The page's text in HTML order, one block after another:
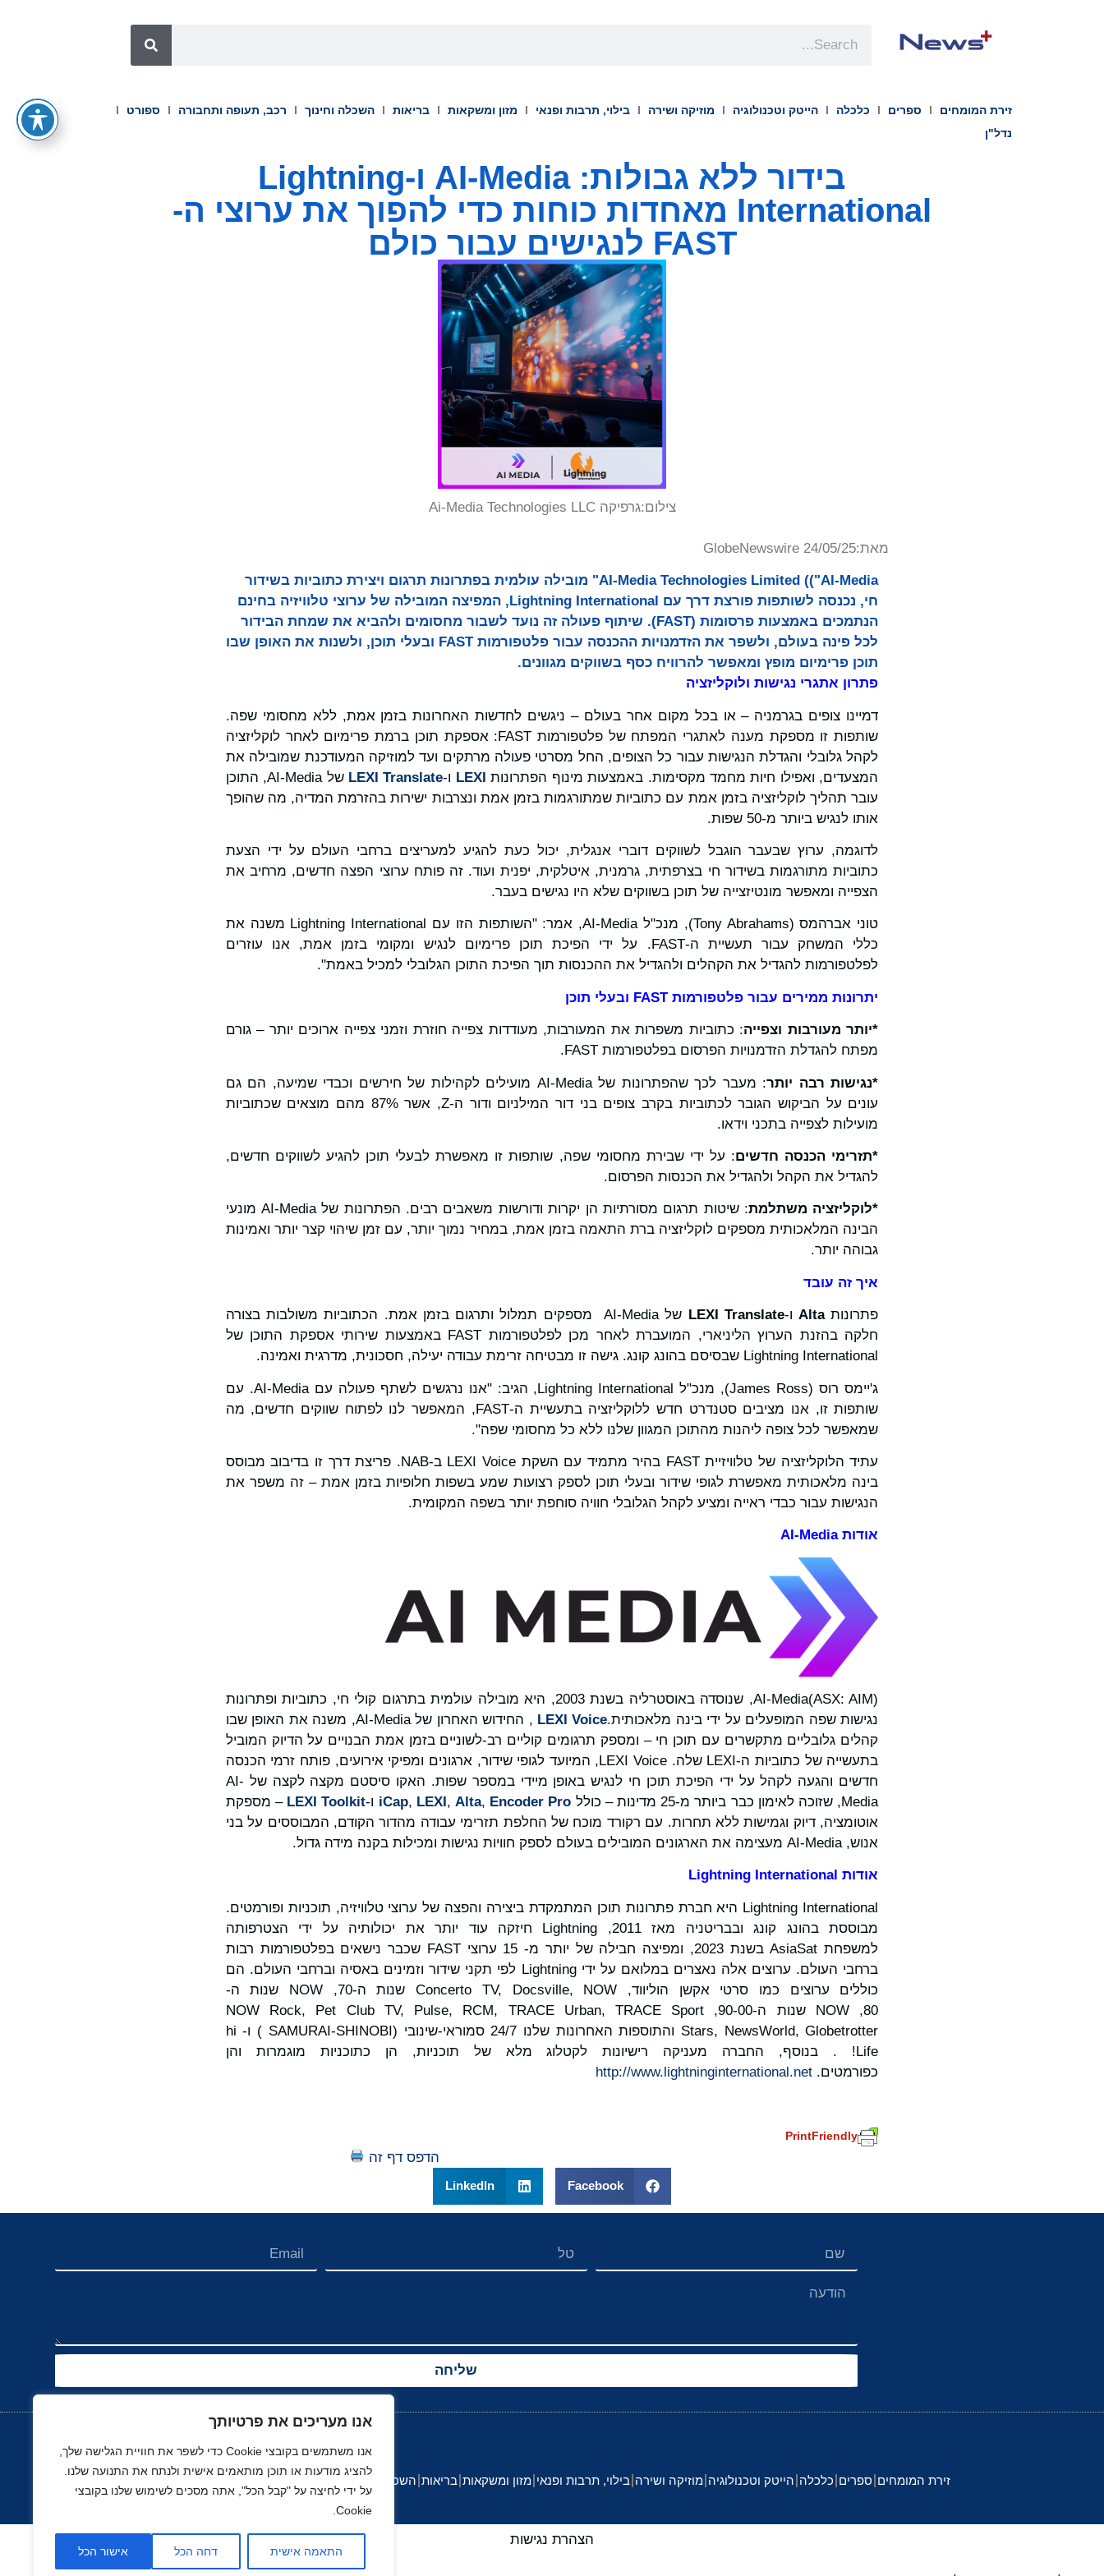
אנו מעריכים את פרטיותך
אנו משתמשים בקובצי Cookie כדי לשפר את חוויית הגלישה שלך,
להציג מודעות או תוכן מותאמים אישית ולנתח את התנועה שלנו.
על ידי לחיצה על "קבל הכל", אתה מסכים לשימוש שלנו בקובצי
Cookie.
התאמה אישית דחה הכל אישור הכל
זירת המומחים ספרים כלכלה הייטק וטכנולוגיה מוזיקה ושירה בילוי, תרבות ופנאי מזון ומשקאות בריאות השכלה וחינוך רכב, תעופה ותחבורה
ספורט
נדל"ן
בידור ללא גבולות: AI-Media ו-Lightning
International מאחדות כוחות כדי להפוך את ערוצי ה-
FAST לנגישים עבור כולם
צילום:גרפיקה Ai-Media Technologies LLC
מאת:GlobeNewswire 24/05/25
AI-Media Technologies Limited (("AI-Media" מובילה עולמית בפתרונות תרגום ויצירת כתוביות בשידור
חי, נכנסה לשותפות פורצת דרך עם Lightning International, המפיצה המובילה של ערוצי טלוויזיה בחינם
הנתמכים באמצעות פרסומות (FAST). שיתוף פעולה זה נועד לשבור מחסומים ולהביא את שמחת הבידור
לכל פינה בעולם, ולשפר את הזדמנויות ההכנסה עבור פלטפורמות FAST ובעלי תוכן, ולשנות את האופן שבו
תוכן פרימיום מופץ ומאפשר להרוויח כסף בשווקים מגוונים.
פתרון אתגרי נגישות ולוקליזציה
דמיינו צופים בגרמניה – או בכל מקום אחר בעולם – ניגשים לחדשות האחרונות בזמן אמת, ללא מחסומי שפה.
שותפות זו מספקת מענה לאתגרי המפתח של פלטפורמות FAST: אספקת תוכן ברמת פרימיום לאחר לוקליזציה
לקהל גלובלי והגדלת הנגישות עבור כל הצופים, החל מסרטי פעולה מרתקים ועד למוזיקה המעודכנת שמובילה את
המצעדים, ואפילו חיות מחמד מקסימות. באמצעות מינוף הפתרונות LEXI ו-LEXI Translate
של AI-Media, התוכן
עובר תהליך לוקליזציה בזמן אמת עם כתוביות שמתורגמות בזמן אמת ונצרבות ישירות בהזרמת המדיה, מה שהופך
אותו לנגיש ביותר מ-50 שפות.
לדוגמה, ערוץ שבעבר הוגבל לשווקים דוברי אנגלית, יכול כעת להגיע למעריצים ברחבי העולם על ידי הצעת
כתוביות מתורגמות בשידור חי בצרפתית, גרמנית, איטלקית, יפנית ועוד. זה פותח ערוצי הפצה חדשים, מרחיב את
הצפייה ומאפשר מונטיזצייה של תוכן בשווקים שלא היו נגישים בעבר.
טוני אברהמס (Tony Abrahams), מנכ"ל AI-Media, אמר: "השותפות הזו עם Lightning International משנה את
כללי המשחק עבור תעשיית ה-FAST. על ידי הפיכת תוכן פרימיום לנגיש ומקומי בזמן אמת, אנו עוזרים
לפלטפורמות להגדיל את הקהלים ולהגדיל את ההכנסות תוך הפיכת התוכן הגלובלי למכיל באמת".
יתרונות ממירים עבור פלטפורמותFAST ובעלי תוכן
*יותר מעורבות וצפייה: כתוביות משפרות את המעורבות, מעודדות צפייה חוזרת וזמני צפייה ארוכים יותר – גורם
מפתח להגדלת הזדמנויות הפרסום בפלטפורמות FAST.
*נגישות רבה יותר
: מעבר לכך שהפתרונות של AI-Media מועילים לקהילות של חירשים וכבדי שמיעה, הם גם
עונים על הביקוש הגובר לכתוביות בקרב צופים בני דור המילניום ודור ה-Z, אשר 87% מהם מוצאים שכתוביות
מועילות לצפייה בתכני וידאו.
*תזרימי הכנסה חדשים: על ידי שבירת מחסומי שפה, שותפות זו מאפשרת לבעלי תוכן להגיע לשווקים חדשים,
להגדיל את הקהל ולהגדיל את הכנסות הפרסום.
*לוקליזציה משתלמת
: שיטות תרגום מסורתיות הן יקרות ודורשות משאבים רבים. הפתרונות של AI-Media מונעי
הבינה המלאכותית מספקים לוקליזציה ברת התאמה בזמן אמת, במחיר נמוך יותר, עם זמן שיהוי קצר יותר ואמינות
גבוהה יותר.
איך זה עובד
פתרונותAlta ו-LEXI Translate
של AI-Media מספקים תמלול ותרגום בזמן אמת. הכתוביות משולבות בצורה
חלקה בהזנת הערוץ הליניארי, המועברת לאחר מכן לפלטפורמות FAST באמצעות שירותי אספקת התוכן של
Lightning International שבסיסם בהונג קונג. גישה זו מבטיחה זרימת עבודה יעילה, חסכונית, מדרגית ואמינה.
ג'יימס רוס (James Ross), מנכ"ל Lightning International, הגיב: "אנו נרגשים לשתף פעולה עם AI-Media. עם
שותפות זו, אנו מציבים סטנדרט חדש ללוקליזציה בתעשיית ה-FAST, המאפשר לנו לפתוח שווקים חדשים, מה
שמאפשר לכל צופה ליהנות מהתוכן המגוון שלנו ללא כל מחסומי שפה".
עתיד הלוקליזציה של טלוויזיית FAST בהיר מתמיד עם השקת LEXI Voice ב-NAB. פריצת דרך זו בדיבוב מבוסס
בינה מלאכותית מאפשרת לגופי שידור ובעלי תוכן לספק רצועות שמע בשפות חלופיות בזמן אמת – זה משפר את
הנגישות עבור כבדי ראייה ומציע לקהל הגלובלי חוויה סוחפת יותר בשפה המקומית.
אודותAI-Media
AI-Media(ASX: AIM), שנוסדה באוסטרליה בשנת 2003, היא מובילה עולמית בתרגום קולי חי, כתוביות ופתרונות
נגישות שפה המופעלים על ידי בינה מלאכותית.LEXI Voice
, החידוש האחרון של AI-Media, משנה את האופן שבו
קהלים גלובליים מתקשרים עם תוכן חי – ומספק תרגומים קוליים רב-לשוניים בזמן אמת הבנויים על הדיוק המוביל
בתעשייה של כתוביות ה-LEXI שלה. LEXI Voice, המיועד לגופי שידור, ארגונים ומפיקי אירועים, פותח זרמי הכנסה
חדשים והגעה לקהל על ידי הפיכת תוכן חי לנגיש באופן מיידי במספר שפות. האקו סיסטם מקצה לקצה של AI-
Media, שזוכה לאימון כבר ביותר מ-25 מדינות – כולל
iCap, LEXI,Alta, Encoder Pro ו-LEXI Toolkit – מספקת
אוטומציה, דיוק וגמישות ללא תחרות. עם רקורד מוכח של החלפת תזרימי עבודה מהדור הקודם, המבוססים על בני
אנוש, AI-Media מעצימה את הארגונים המובילים בעולם לספק חוויות נגישות ומכילות בקנה מידה גדול.
אודות Lightning International
Lightning International היא חברת פתרונות תוכן המתמקדת ביצירה והפצה של ערוצי טלוויזיה, תוכניות ופורמטים.
מבוססת בהונג קונג ובבריטניה מאז 2011, Lightning חיזקה עוד יותר את יכולותיה על ידי הצטרפותה
למשפחת AsiaSat בשנת 2023, ומפיצה חבילה של יותר מ- 15 ערוצי FAST שכבר נישאים בפלטפורמות רבות
ברחבי העולם. ערוצים אלה נאצרים במלואם על ידי Lightning לפי תקני שידור וזמינים באסיה וברחבי העולם. הם
כוללים ערוצים כמו סרטי אקשן הוליווד, Concerto TV, Docsville, NOW שנות ה-70, NOW שנות ה-
80, NOW שנות ה-90-00, NOW Rock, Pet Club TV, Pulse, RCM, TRACE Urban, TRACE Sport
Stars, NewsWorld, Globetrotter והתוספות האחרונות שלנו 24/7 סמוראי-שינובי (SAMURAI-SHINOBI ) ו- hi
Life! . בנוסף, החברה מעניקה רישיונות לקטלוג מלא של תוכניות, הן כתוכניות מוגמרות והן
כפורמטים. http://www.lightninginternational.net
PrintFriendly
הדפס דף זה
Facebook
LinkedIn
שליחה
זירת המומחים ספרים כלכלה הייטק וטכנולוגיה מוזיקה ושירה בילוי, תרבות ופנאי מזון ומשקאות בריאות השכלה וחינוך רכב, תעופה ותחבורה
הצהרת נגישות